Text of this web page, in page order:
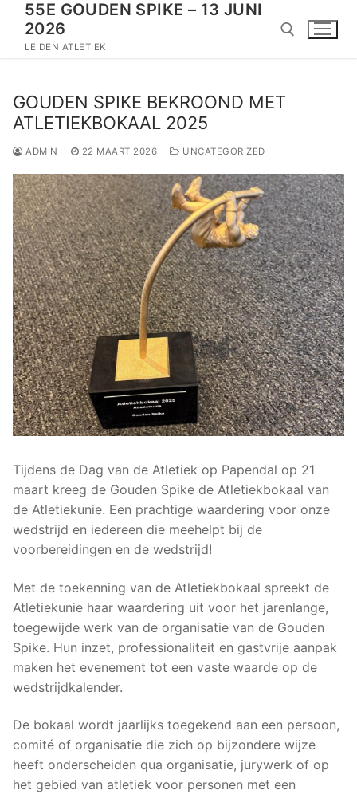
Doorgaan
inhoud
55E GOUDEN SPIKE – 13 JUNI
2026
LEIDEN ATLETIEK
Zoeken naar:
GOUDEN SPIKE BEKROOND MET
ATLETIEKBOKAAL 2025
ADMIN 22 MAART 2026 UNCATEGORIZED
Tijdens de Dag van de Atletiek op Papendal op 21
maart kreeg de Gouden Spike de Atletiekbokaal van
de Atletiekunie. Een prachtige waardering voor onze
wedstrijd en iedereen die meehelpt bij de
voorbereidingen en de wedstrijd!
Met de toekenning van de Atletiekbokaal spreekt de
Atletiekunie haar waardering uit voor het jarenlange,
toegewijde werk van de organisatie van de Gouden
Spike. Hun inzet, professionaliteit en gastvrije aanpak
maken het evenement tot een vaste waarde op de
wedstrijdkalender.
De bokaal wordt jaarlijks toegekend aan een persoon,
comité of organisatie die zich op bijzondere wijze
heeft onderscheiden qua organisatie, jurywerk of op
het gebied van atletiek voor personen met een